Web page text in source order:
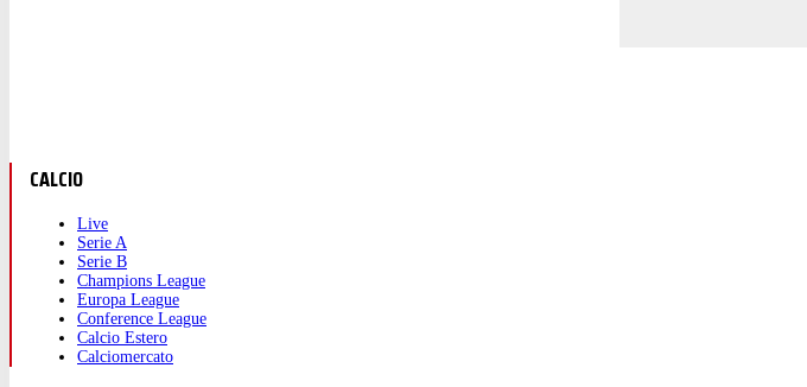
CALCIO
Live
Serie A
Serie B
Champions League
Europa League
Conference League
Calcio Estero
Calciomercato